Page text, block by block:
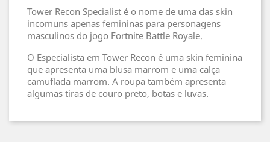
Tower Recon Specialist é o nome de uma das skin
incomuns apenas femininas para personagens
masculinos do jogo Fortnite Battle Royale.
O Especialista em Tower Recon é uma skin feminina
que apresenta uma blusa marrom e uma calça
camuflada marrom. A roupa também apresenta
algumas tiras de couro preto, botas e luvas.